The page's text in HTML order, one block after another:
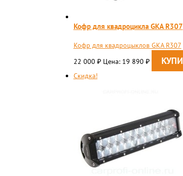
Кофр для квадроцикла GKA R307
Кофр для квадроцыклов GKA R307
22 000 ₽ Цена: 19 890 ₽
Скидка!